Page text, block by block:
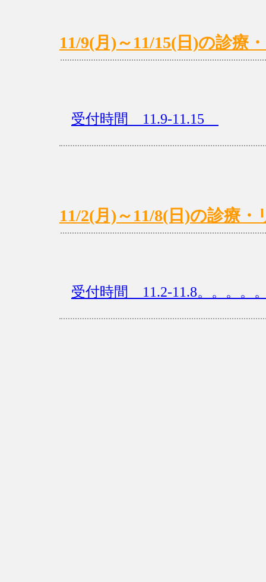
11/9(月)～11/15(日)の診療
受付時間 11.9-11.15
11/2(月)～11/8(日)の診療
受付時間 11.2-11.8。。